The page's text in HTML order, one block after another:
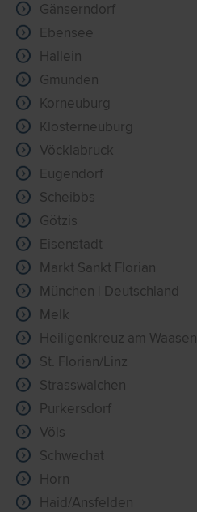
Gänserndorf
Ebensee
Hallein
Gmunden
Korneuburg
Klosterneuburg
Vöcklabruck
Eugendorf
Scheibbs
Götzis
Eisenstadt
Markt Sankt Florian
München | Deutschland
Melk
Heiligenkreuz am Waasen
St. Florian/Linz
Strasswalchen
Purkersdorf
Völs
Schwechat
Horn
Haid/Ansfelden